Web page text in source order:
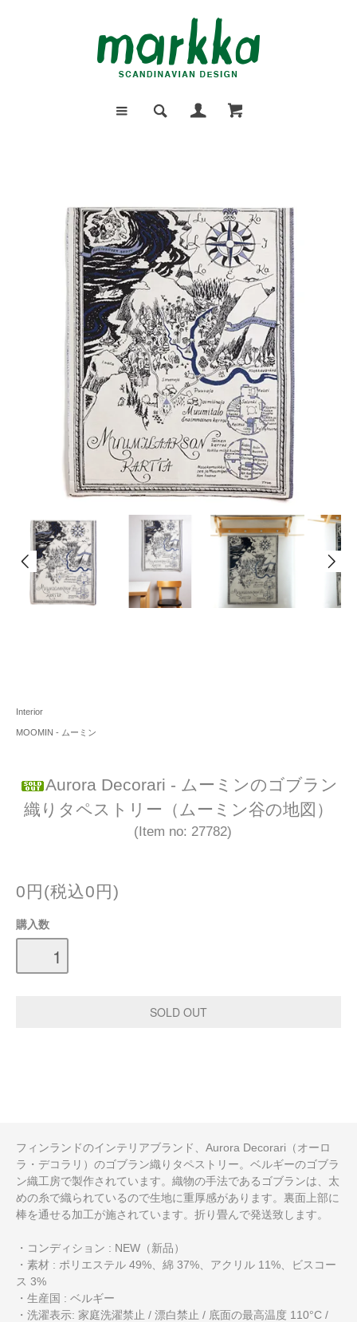
Interior
MOOMIN - ムーミン
Aurora Decorari - ムーミンのゴブラン
織りタペストリー（ムーミン谷の地図）
(Item no: 27782)
0円(税込0円)
購入数
フィンランドのインテリアブランド、Aurora Decorari（オーロ
ラ・デコラリ）のゴブラン織りタペストリー。ベルギーのゴブラ
ン織工房で製作されています。織物の手法であるゴブランは、太
めの糸で織られているので生地に重厚感があります。裏面上部に
棒を通せる加工が施されています。折り畳んで発送致します。
・コンディション : NEW（新品）
・素材 : ポリエステル 49%、綿 37%、アクリル 11%、ビスコー
ス 3%
・生産国 : ベルギー
・洗濯表示: 家庭洗濯禁止 / 漂白禁止 / 底面の最高温度 110°C /